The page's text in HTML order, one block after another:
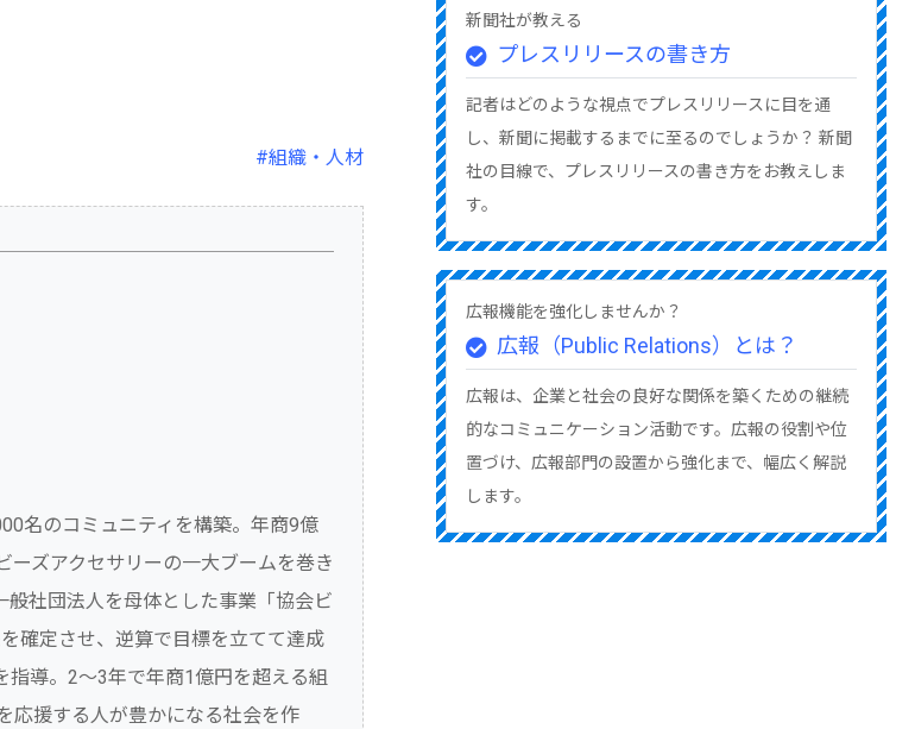
#組織・人材
名のコミュニティを構築。年商9億
ズアクセサリーの一大ブームを巻き
社団法人を母体とした事業「協会ビ
確定させ、逆算で目標を立てて達成
指導。2～3年で年商1億円を超える組
応援する人が豊かになる社会を作
新聞社が教える
プレスリリースの書き方
記者はどのような視点でプレスリリースに目を通
し、新聞に掲載するまでに至るのでしょうか？ 新聞
社の目線で、プレスリリースの書き方をお教えしま
す。
広報機能を強化しませんか？
広報（Public Relations）とは？
広報は、企業と社会の良好な関係を築くための継続
的なコミュニケーション活動です。広報の役割や位
置づけ、広報部門の設置から強化まで、幅広く解説
します。